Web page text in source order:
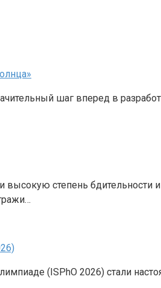
шаг вперед в
степень бдительности
(ISPhO 2026) стали